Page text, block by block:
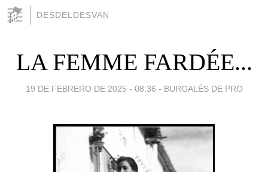
DESDELDESVAN
LA FEMME FARDÉE...
19 DE FEBRERO DE 2025 - 08:36 - BURGALÉS DE PRO